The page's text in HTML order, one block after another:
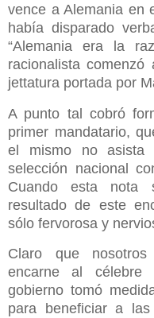
vence a Alemania en
había disparado
“Alemania era la
racionalista
jettatura portada por
A punto tal cobró
primer mandatario,
el mismo no asista
selección nacional
Cuando esta nota
resultado de este
sólo fervorosa y
Claro que
encarne al
gobierno tomó
para beneficiar a las